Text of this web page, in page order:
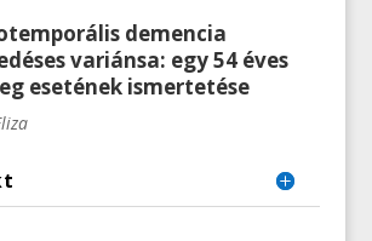
demencia
variánsa: egy 54 éves
esetének ismertetése